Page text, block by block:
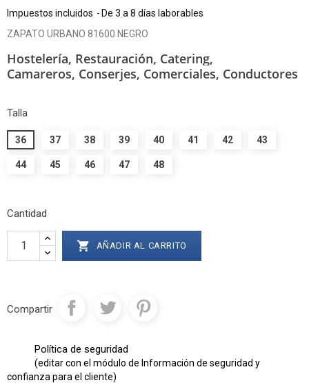
Impuestos incluidos
De 3 a 8 días laborables
ZAPATO URBANO 81600 NEGRO
Hostelería, Restauración, Catering,
Camareros, Conserjes, Comerciales, Conductores
Talla
36 37 38 39 40 41 42 43
44 45 46 47 48
Cantidad
 AÑADIR AL CARRITO
Compartir
Política de seguridad
(editar con el módulo de Información de seguridad y
confianza para el cliente)